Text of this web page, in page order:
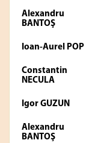
Alexandru
BANTOŞ
Ioan-Aurel POP
Constantin
NECULA
Igor GUZUN
Alexandru
BANTOŞ